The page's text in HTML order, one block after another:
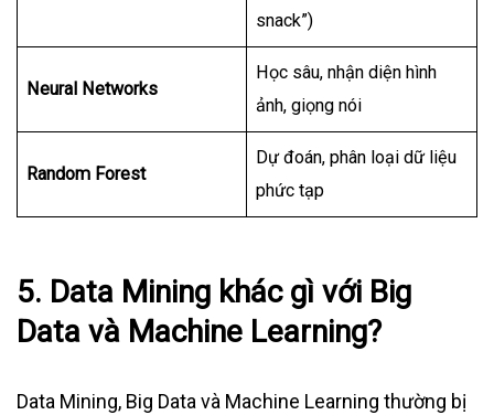
snack”)
Neural Networks
Học sâu, nhận diện hình
ảnh, giọng nói
Random Forest
Dự đoán, phân loại dữ liệu
phức tạp
5. Data Mining khác gì với Big
Data và Machine Learning?
Data Mining, Big Data và Machine Learning thường bị